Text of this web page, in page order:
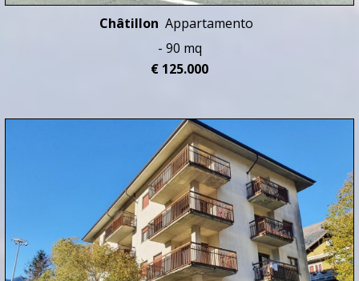
Châtillon Appartamento
- 90 mq
€ 125.000